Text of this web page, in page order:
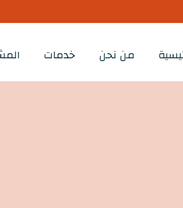
من نحن خدمات